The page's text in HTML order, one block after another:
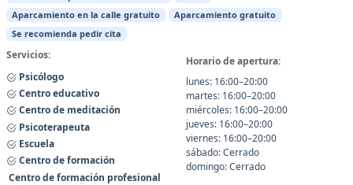
Aparcamiento en la calle gratuito
Aparcamiento gratuito
Se recomienda pedir cita
Servicios:
Psicólogo
Centro educativo
Centro de meditación
Psicoterapeuta
Escuela
Centro de formación
Centro de formación profesional
Horario de apertura:
lunes: 16:00–20:00
martes: 16:00–20:00
miércoles: 16:00–20:00
jueves: 16:00–20:00
viernes: 16:00–20:00
sábado: Cerrado
domingo: Cerrado